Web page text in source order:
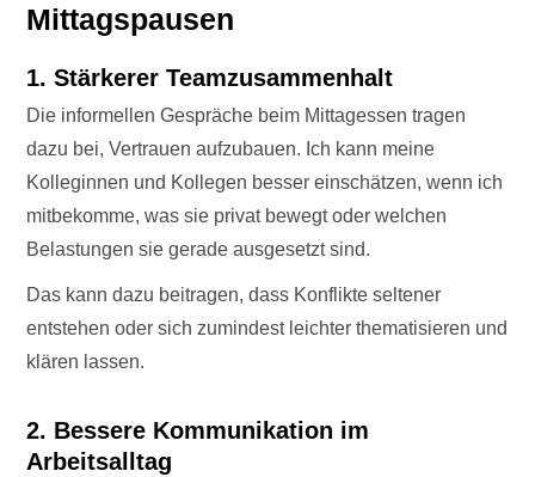
Mittagspausen
1. Stärkerer Teamzusammenhalt
Die informellen Gespräche beim Mittagessen tragen
dazu bei, Vertrauen aufzubauen. Ich kann meine
Kolleginnen und Kollegen besser einschätzen, wenn ich
mitbekomme, was sie privat bewegt oder welchen
Belastungen sie gerade ausgesetzt sind.
Das kann dazu beitragen, dass Konflikte seltener
entstehen oder sich zumindest leichter thematisieren und
klären lassen.
2. Bessere Kommunikation im
Arbeitsalltag